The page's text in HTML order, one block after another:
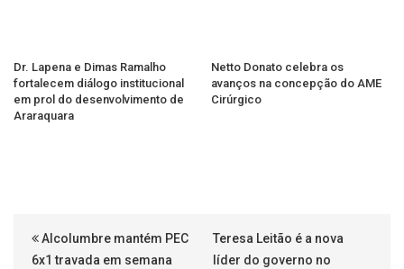
Dr. Lapena e Dimas Ramalho
fortalecem diálogo institucional
em prol do desenvolvimento de
Araraquara
Netto Donato celebra os
avanços na concepção do AME
Cirúrgico
Alcolumbre mantém PEC
6x1 travada em semana
Teresa Leitão é a nova
líder do governo no